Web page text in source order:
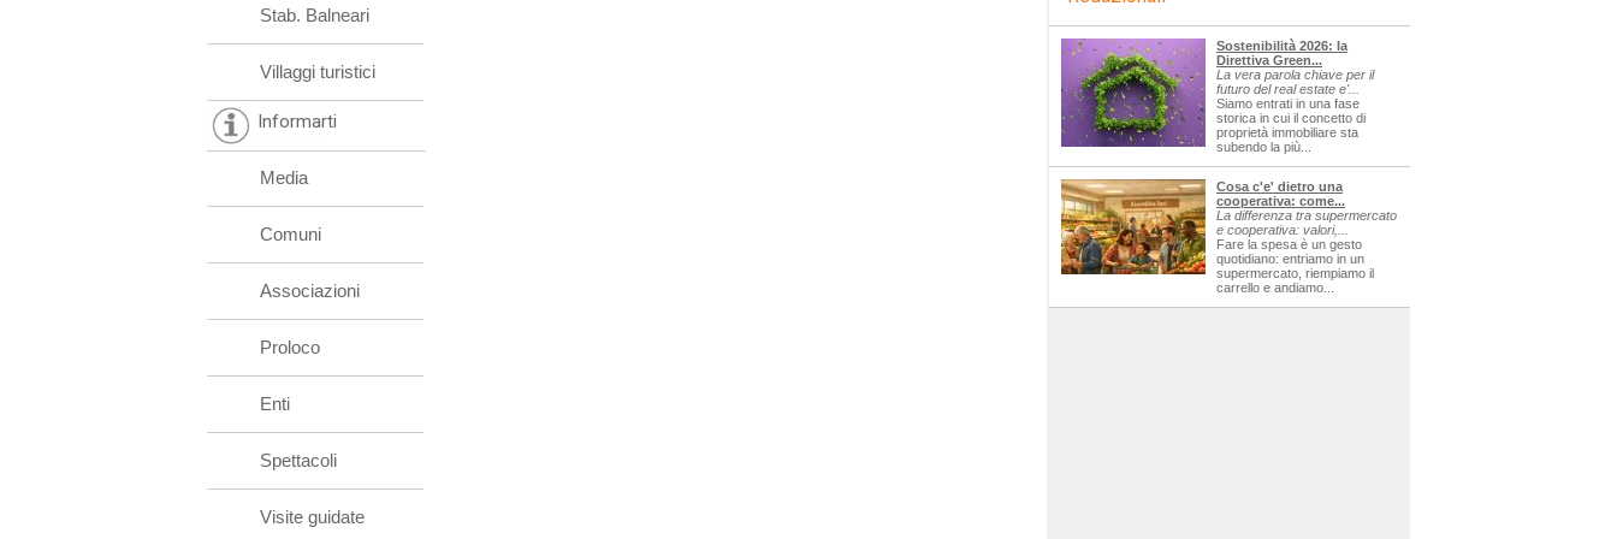
Stab. Balneari
Villaggi turistici
Informarti
Media
Comuni
Associazioni
Proloco
Enti
Spettacoli
Visite guidate
Sostenibilità 2026: la
Direttiva Green...
La vera parola chiave per il
futuro del real estate e'...
Siamo entrati in una fase
storica in cui il concetto di
proprietà immobiliare sta
subendo la più...
Cosa c'e' dietro una
cooperativa: come...
La differenza tra supermercato
e cooperativa: valori,...
Fare la spesa è un gesto
quotidiano: entriamo in un
supermercato, riempiamo il
carrello e andiamo...